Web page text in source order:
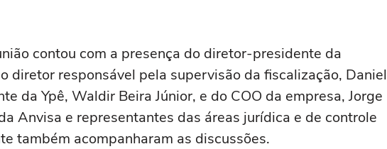
contou com a presença do diretor-presidente da
diretor responsável pela supervisão da fiscalização, Daniel
da Ypê, Waldir Beira Júnior, e do COO da empresa, Jorge
Anvisa e representantes das áreas jurídica e de controle
também acompanharam as discussões.